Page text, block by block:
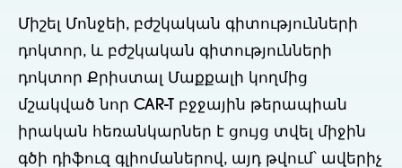
Միշել Մոնջեի, բժշկական գիտությունների
դոկտոր, և բժշկական գիտությունների
դոկտոր Քրիստալ Մաքքալի կողմից
մշակված նոր CAR-T բջջային թերապիան
իրական հեռանկարներ է ցույց տվել միջին
գծի դիֆուզ գլիոմաներով, այդ թվում՝ ավերիչ